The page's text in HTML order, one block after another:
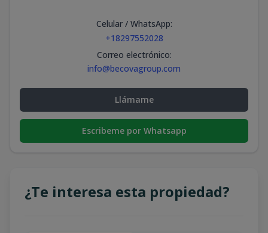
Celular / WhatsApp:
+18297552028
Correo electrónico:
info@becovagroup.com
Llámame
Escribeme por Whatsapp
¿Te interesa esta propiedad?